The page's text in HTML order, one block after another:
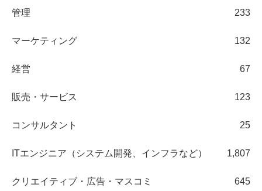
管理 233
マーケティング 132
経営 67
販売・サービス 123
コンサルタント 25
ITエンジニア（システム開発、インフラなど） 1,807
クリエイティブ・広告・マスコミ 645